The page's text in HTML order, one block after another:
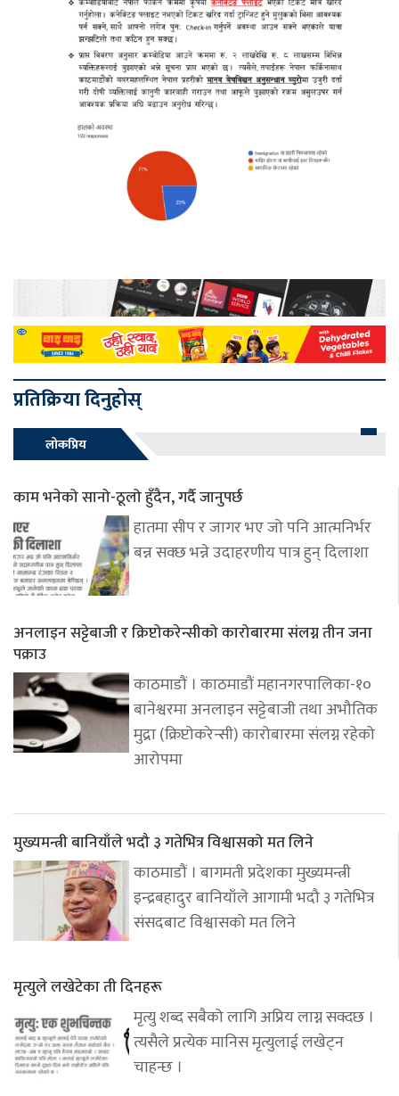
प्रतिक्रिया दिनुहोस्
लोकप्रिय
काम भनेको सानो-ठूलो हुँदैन, गर्दै जानुपर्छ
हातमा सीप र जागर भए जो पनि आत्मनिर्भर
बन्न सक्छ भन्ने उदाहरणीय पात्र हुन् दिलाशा
अनलाइन सट्टेबाजी र क्रिप्टोकरेन्सीको कारोबारमा संलग्न तीन जना
पक्राउ
काठमाडौं । काठमाडौं महानगरपालिका-१०
बानेश्वरमा अनलाइन सट्टेबाजी तथा अभौतिक
मुद्रा (क्रिप्टोकरेन्सी) कारोबारमा संलग्न रहेको
आरोपमा
मुख्यमन्त्री बानियाँले भदौ ३ गतेभित्र विश्वासको मत लिने
काठमाडौं । बागमती प्रदेशका मुख्यमन्त्री
इन्द्रबहादुर बानियाँले आगामी भदौ ३ गतेभित्र
संसदबाट विश्वासको मत लिने
मृत्युले लखेटेका ती दिनहरू
मृत्यु शब्द सबैको लागि अप्रिय लाग्न सक्दछ ।
त्यसैले प्रत्येक मानिस मृत्युलाई लखेट्न
चाहन्छ ।